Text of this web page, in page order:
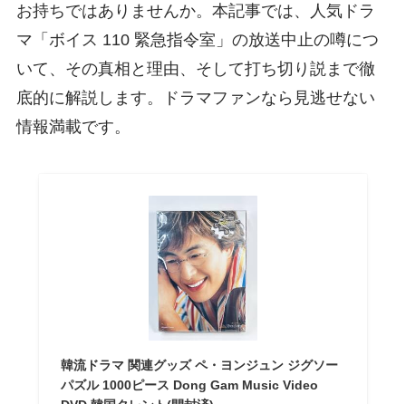
お持ちではありませんか。本記事では、人気ドラ
マ「ボイス 110 緊急指令室」の放送中止の噂につ
いて、その真相と理由、そして打ち切り説まで徹
底的に解説します。ドラマファンなら見逃せない
情報満載です。
韓流ドラマ 関連グッズ ペ・ヨンジュン ジグソー
パズル 1000ピース Dong Gam Music Video